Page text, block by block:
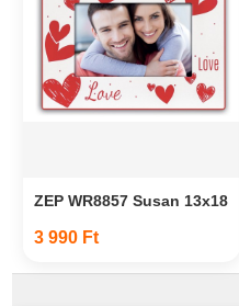
ZEP WR8857 Susan 13x18
3 990 Ft